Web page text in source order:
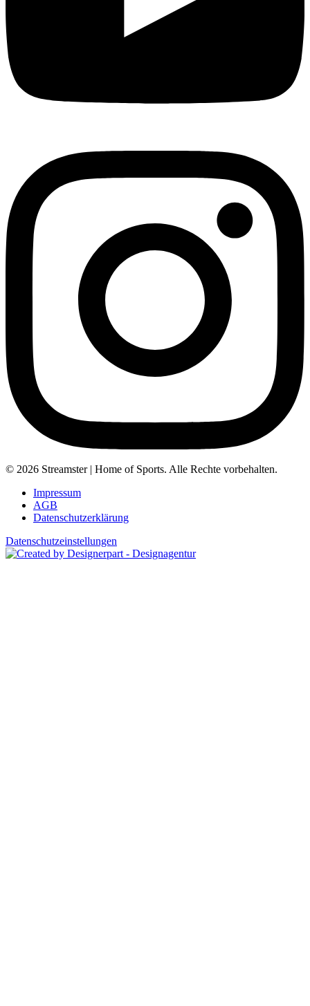
© 2026 Streamster | Home of Sports. Alle Rechte vorbehalten.
Impressum
AGB
Datenschutzerklärung
Datenschutzeinstellungen